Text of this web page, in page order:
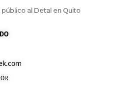
público al Detal en Quito
.com